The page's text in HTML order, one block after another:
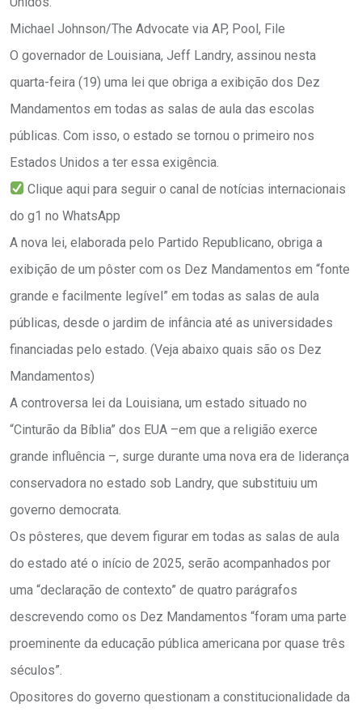
Michael Johnson/The Advocate via AP, Pool, File
O governador de Louisiana, Jeff Landry, assinou nesta
quarta-feira (19) uma lei que obriga a exibição dos Dez
Mandamentos em todas as salas de aula das escolas
públicas. Com isso, o estado se tornou o primeiro nos
Estados Unidos a ter essa exigência.
Clique aqui para seguir o canal de notícias internacionais
do g1 no WhatsApp
A nova lei, elaborada pelo Partido Republicano, obriga a
exibição de um pôster com os Dez Mandamentos em “fonte
grande e facilmente legível” em todas as salas de aula
públicas, desde o jardim de infância até as universidades
financiadas pelo estado. (Veja abaixo quais são os Dez
Mandamentos)
A controversa lei da Louisiana, um estado situado no
“Cinturão da Bíblia” dos EUA –em que a religião exerce
grande influência –, surge durante uma nova era de liderança
conservadora no estado sob Landry, que substituiu um
governo democrata.
Os pôsteres, que devem figurar em todas as salas de aula
do estado até o início de 2025, serão acompanhados por
uma “declaração de contexto” de quatro parágrafos
descrevendo como os Dez Mandamentos “foram uma parte
proeminente da educação pública americana por quase três
séculos”.
Opositores do governo questionam a constitucionalidade da